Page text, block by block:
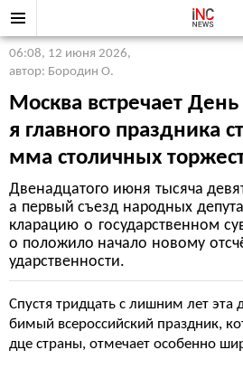
06:08, 12 июня 2026,
автор: Бородин О.
Москва встречает
я главного праздника
мма столичных
Двенадцатого июня тысяча
а первый съезд народных
кларацию о государственном
о положило начало новому
ударственности.
Спустя тридцать с лишним лет эта
бимый всероссийский праздник,
дце страны, отмечает особенно